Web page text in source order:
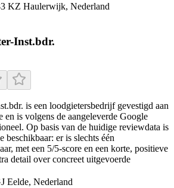
KZ Haulerwijk, Nederland
Inst.bdr.
is een loodgietersbedrijf gevestigd aan
is volgens de aangeleverde Google
Op basis van de huidige reviewdata is
er is slechts één
met een 5/5-score en een korte, positieve
detail over concreet uitgevoerde
Eelde, Nederland